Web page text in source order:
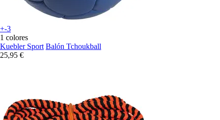
+-3
1 colores
Kuebler Sport Balón Tchoukball
25,95 €